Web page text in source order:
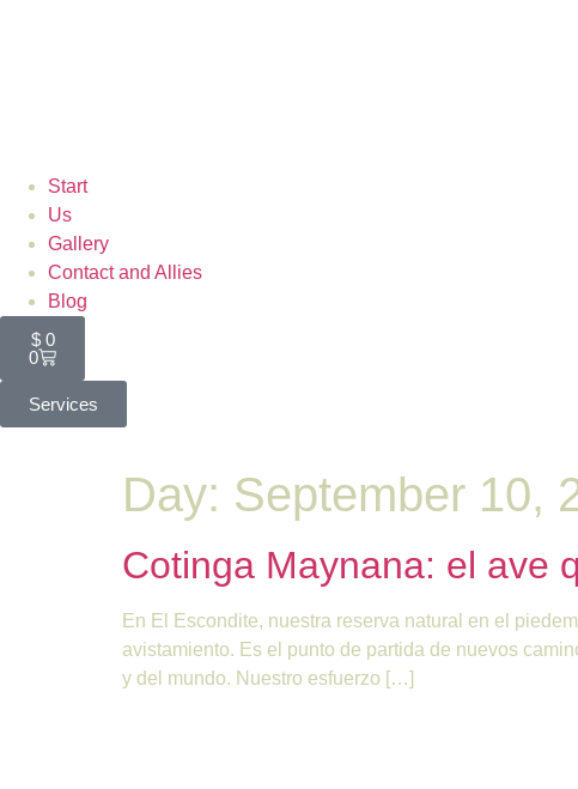
Start
Us
Gallery
Contact and Allies
Blog
$0
0
Services
Day: September 10,
Cotinga Maynana: el ave
En El Escondite, nuestra reserva natural en el
avistamiento. Es el punto de partida de nuevos
y del mundo. Nuestro esfuerzo […]